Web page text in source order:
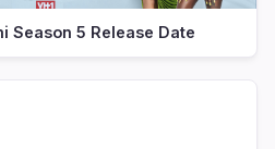
Season 5 Release Date